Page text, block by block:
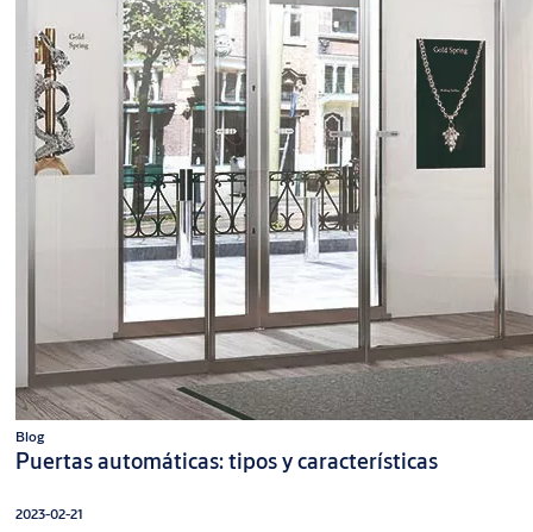
Blog
Puertas automáticas: tipos y características
2023-02-21